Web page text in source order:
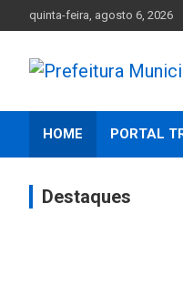
to
quinta-feira, agosto 6, 2026
Altos / PI
HOME PORTAL
Destaques